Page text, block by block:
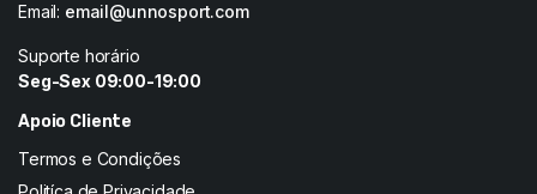
Email: email@unnosport.com
Suporte horário
Seg-Sex 09:00-19:00
Apoio Cliente
Termos e Condições